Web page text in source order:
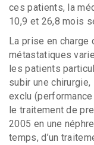
ces patients, la
10,9 et 26,8 mois
La prise en charge
métastatiques
les patients
subir une
exclu
le traitement de
2005 en une
temps, d’un